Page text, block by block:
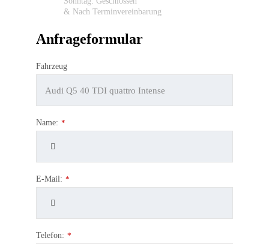
& Nach Terminvereinbarung
Anfrageformular
Fahrzeug
Name: *
E-Mail: *
Telefon: *